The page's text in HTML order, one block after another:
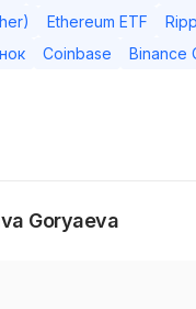
Ethereum ETF
Coinbase
Binance
Goryaeva